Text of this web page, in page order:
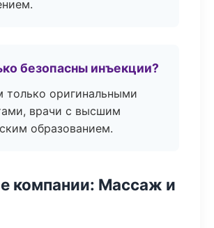
безопасны инъекции?
только оригинальными
врачи с высшим
образованием.
компании: Массаж и